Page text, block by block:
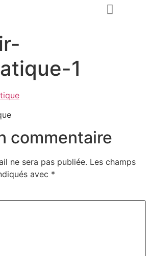
1
commentaire
ne sera pas publiée. Les champs
avec *